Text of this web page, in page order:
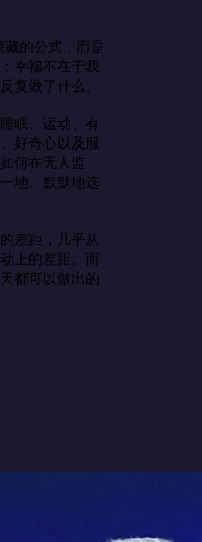
的公式，而是
幸福不在于我
复做了什么。
眠、运动、有
好奇心以及服
何在无人监
地、默默地选
差距，几乎从
上的差距。而
都可以做出的